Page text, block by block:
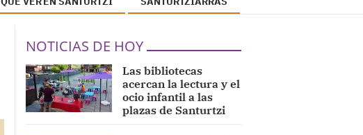
NOTICIAS DE HOY
Las bibliotecas
acercan la lectura y el
ocio infantil a las
plazas de Santurtzi